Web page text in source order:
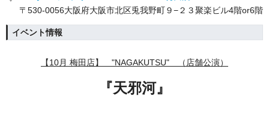
〒530-0056大阪府大阪市北区兎我野町９−２３聚楽ビル4階or6階
イベント情報
【10月 梅田店】 "NAGAKUTSU" （店舗公演）
『天邪河』